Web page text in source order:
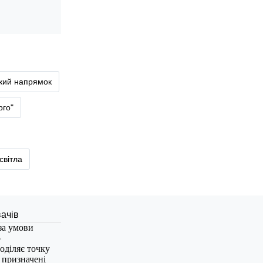
напрямок
умови
точку